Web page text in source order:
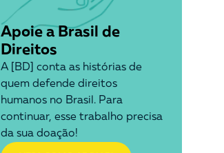
Apoie a Brasil de
Direitos
A [BD] conta as histórias de
quem defende direitos
humanos no Brasil. Para
continuar, esse trabalho precisa
da sua doação!